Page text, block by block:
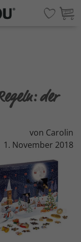
der
von Carolin
1. November 2018